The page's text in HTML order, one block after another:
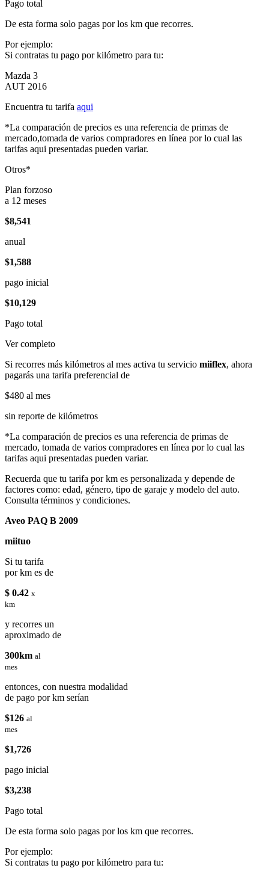
Pago total
De esta forma solo pagas por los km que recorres.
Por ejemplo:
Si contratas tu pago por kilómetro para tu:
Mazda 3
AUT 2016
Encuentra tu tarifa aqui
*La comparación de precios es una referencia de primas de
mercado,tomada de varios compradores en línea por lo cual las
tarifas aqui presentadas pueden variar.
Otros*
Plan forzoso
a 12 meses
$8,541
anual
$1,588
pago inicial
$10,129
Pago total
Ver completo
Si recorres más kilómetros al mes activa tu servicio miiflex, ahora
pagarás una tarifa preferencial de
$480 al mes
sin reporte de kilómetros
*La comparación de precios es una referencia de primas de
mercado, tomada de varios compradores en línea por lo cual las
tarifas aqui presentadas pueden variar.
Recuerda que tu tarifa por km es personalizada y depende de
factores como: edad, género, tipo de garaje y modelo del auto.
Consulta términos y condiciones.
Aveo PAQ B 2009
miituo
Si tu tarifa
por km es de
$ 0.42 x
km
y recorres un
aproximado de
300km al
mes
entonces, con nuestra modalidad
de pago por km serían
$126 al
mes
$1,726
pago inicial
$3,238
Pago total
De esta forma solo pagas por los km que recorres.
Por ejemplo:
Si contratas tu pago por kilómetro para tu: